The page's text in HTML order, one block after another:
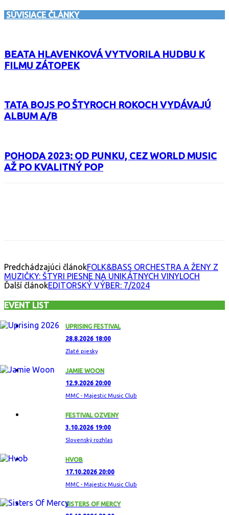
SÚVISIACE ČLÁNKY
BEATA HLAVENKOVÁ VYTVORILA HUDBU K
FILMU ZÁTOPEK
TATA BOJS PO ŠTYROCH ROKOCH VYDÁVAJÚ
ALBUM A/B
POHODA 2023: OD PUNKU, CEZ WORLD MUSIC
AŽ PO KVALITNÝ POP
Predchádzajúci článokFOLK&BASS ORCHESTRA A ŽENY Z
MUZIČKY: ŠTYRI PIESNE NA UNIKÁTNYCH VINYLOCH
Ďalší článokEDITORSKÝ VÝBER: 7/2024
EVENT LIST
UPRISING FESTIVAL
28.8.2026 18:00
Zlaté piesky
JAMIE WOON
12.9.2026 20:00
MMC - Majestic Music Club
FESTIVAL OZVENY
3.10.2026 19:00
Slovenský rozhlas
HVOB
17.10.2026 20:00
MMC - Majestic Music Club
SISTERS OF MERCY